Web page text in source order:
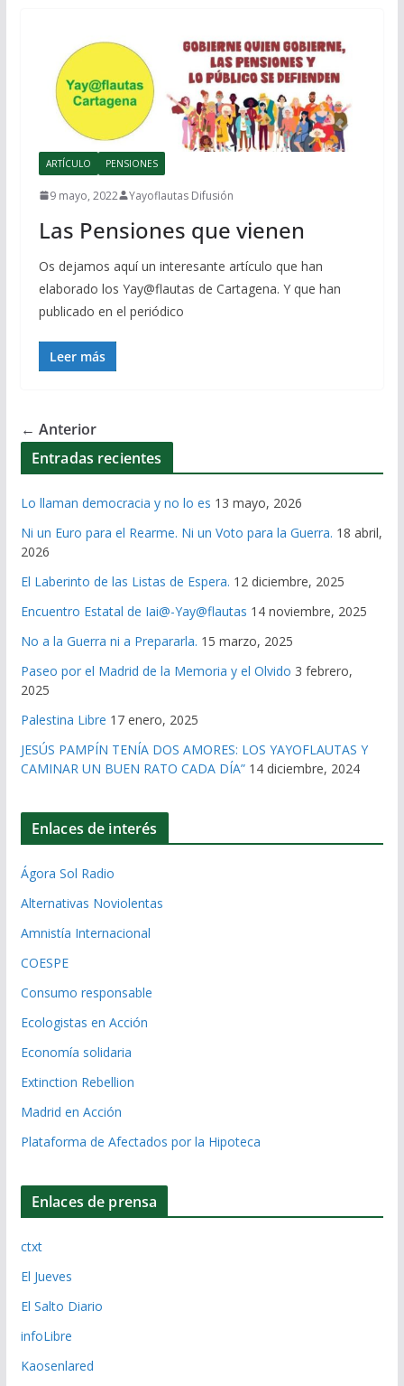
ARTÍCULO PENSIONES
9 mayo, 2022 Yayoflautas Difusión
Las Pensiones que vienen
Os dejamos aquí un interesante artículo que han
elaborado los Yay@flautas de Cartagena. Y que han
publicado en el periódico
Leer más
← Anterior
Entradas recientes
Lo llaman democracia y no lo es 13 mayo, 2026
Ni un Euro para el Rearme. Ni un Voto para la Guerra. 18 abril,
2026
El Laberinto de las Listas de Espera. 12 diciembre, 2025
Encuentro Estatal de Iai@-Yay@flautas 14 noviembre, 2025
No a la Guerra ni a Prepararla. 15 marzo, 2025
Paseo por el Madrid de la Memoria y el Olvido 3 febrero,
2025
Palestina Libre 17 enero, 2025
JESÚS PAMPÍN TENÍA DOS AMORES: LOS YAYOFLAUTAS Y
CAMINAR UN BUEN RATO CADA DÍA” 14 diciembre, 2024
Enlaces de interés
Ágora Sol Radio
Alternativas Noviolentas
Amnistía Internacional
COESPE
Consumo responsable
Ecologistas en Acción
Economía solidaria
Extinction Rebellion
Madrid en Acción
Plataforma de Afectados por la Hipoteca
Enlaces de prensa
ctxt
El Jueves
El Salto Diario
infoLibre
Kaosenlared